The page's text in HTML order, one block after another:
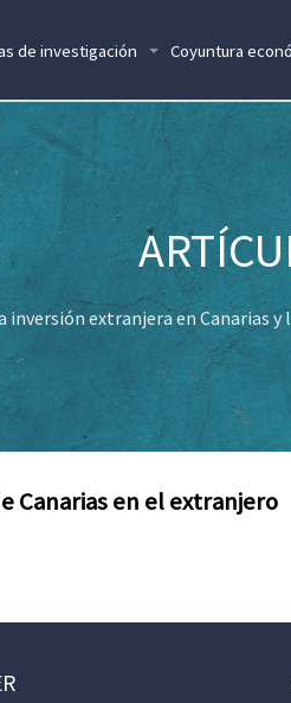
de investigación Coyuntura
inversión extranjera en Canarias
Canarias en el extranjero